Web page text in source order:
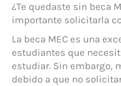
¿Te quedaste sin beca
importante solicitarla
La beca MEC es una
estudiantes que
estudiar. Sin embargo,
debido a que no